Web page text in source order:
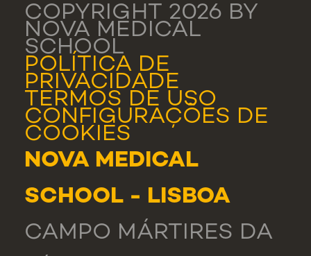
COPYRIGHT 2026 BY
NOVA MEDICAL
SCHOOL
POLÍTICA DE
PRIVACIDADE
TERMOS DE USO
CONFIGURAÇÕES DE
COOKIES
NOVA MEDICAL
SCHOOL - LISBOA
CAMPO MÁRTIRES DA